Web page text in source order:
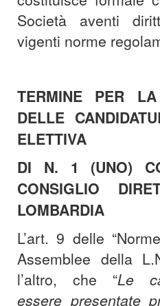
Società aventi
vigenti norme
TERMINE PER LA
DELLE
ELETTIVA
DI N. 1 (UNO)
CONSIGLIO
LOMBARDIA
L’art. 9 delle
Assemblee della
l’altro, che “Le
essere presentate